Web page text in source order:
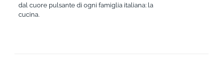
dal cuore pulsante di ogni famiglia italiana: la
cucina.